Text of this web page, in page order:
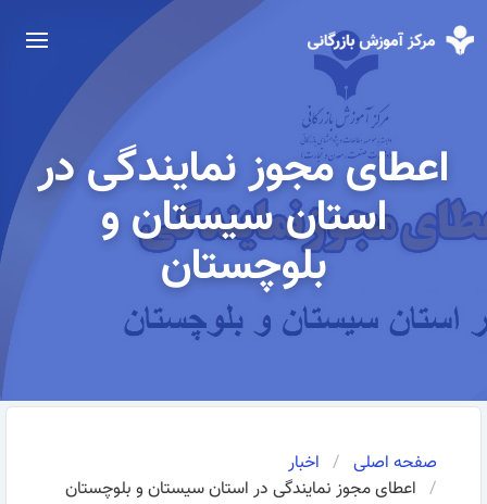
اعطای مجوز نمایندگی در
استان سیستان و
بلوچستان
صفحه اصلی
اخبار
اعطای مجوز نمایندگی در استان سیستان و بلوچستان